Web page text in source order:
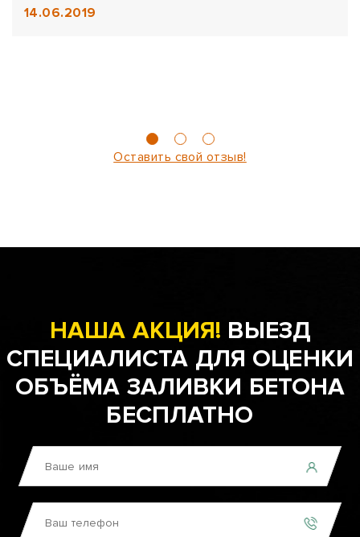
14.06.2019
Оставить свой отзыв!
НАША АКЦИЯ! ВЫЕЗД
СПЕЦИАЛИСТА ДЛЯ ОЦЕНКИ
ОБЪЁМА ЗАЛИВКИ БЕТОНА
БЕСПЛАТНО